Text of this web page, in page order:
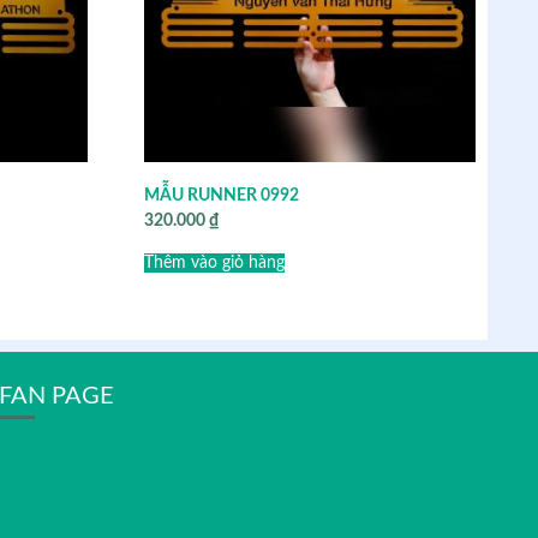
MẪU RUNNER 0992
320.000₫
Thêm vào giỏ hàng
FAN PAGE